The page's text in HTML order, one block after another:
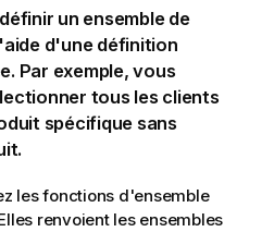
un ensemble de
d'une définition
Par exemple, vous
tous les clients
spécifique sans
les fonctions d'ensemble
renvoient les ensembles